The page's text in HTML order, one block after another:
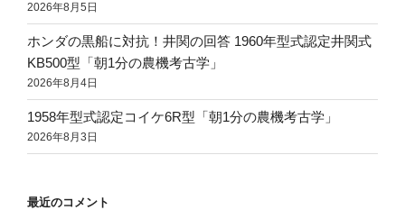
2026年8月5日
ホンダの黒船に対抗！井関の回答 1960年型式認定井関式
KB500型「朝1分の農機考古学」
2026年8月4日
1958年型式認定コイケ6R型「朝1分の農機考古学」
2026年8月3日
最近のコメント